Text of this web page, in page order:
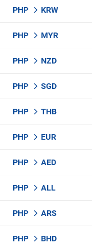
PHP KRW
PHP MYR
PHP NZD
PHP SGD
PHP THB
PHP EUR
PHP AED
PHP ALL
PHP ARS
PHP BHD